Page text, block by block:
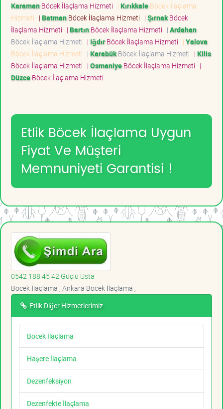
KaramanBöcek İlaçlama Hizmeti | KırıkkaleBöcek İlaçlama
Hizmeti | BatmanBöcek İlaçlama Hizmeti | ŞırnakBöcek
İlaçlama Hizmeti | BartınBöcek İlaçlama Hizmeti | Ardahan
Böcek İlaçlama Hizmeti | IğdırBöcek İlaçlama Hizmeti | Yalova
Böcek İlaçlama Hizmeti | KarabükBöcek İlaçlama Hizmeti | Kilis
Böcek İlaçlama Hizmeti | OsmaniyeBöcek İlaçlama Hizmeti |
DüzceBöcek İlaçlama Hizmeti
Etlik Böcek İlaçlama Uygun
Fiyat Ve Müşteri
Memnuniyeti Garantisi !
0542 188 45 42 Güçlü Usta
Böcek İlaçlama , Ankara Böcek İlaçlama ,
Etlik Diğer Hizmetlerimiz
Böcek İlaçlama
Haşere İlaçlama
Dezenfeksiyon
Dezenfekte İlaçlama